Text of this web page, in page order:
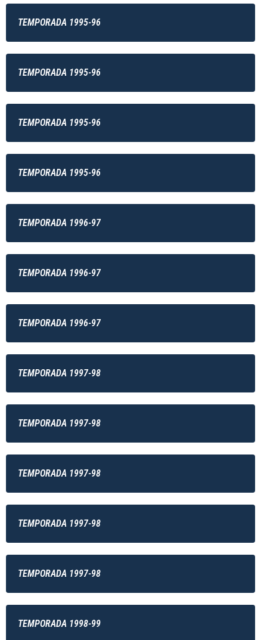
TEMPORADA 1995-96
TEMPORADA 1995-96
TEMPORADA 1995-96
TEMPORADA 1995-96
TEMPORADA 1996-97
TEMPORADA 1996-97
TEMPORADA 1996-97
TEMPORADA 1997-98
TEMPORADA 1997-98
TEMPORADA 1997-98
TEMPORADA 1997-98
TEMPORADA 1997-98
TEMPORADA 1998-99